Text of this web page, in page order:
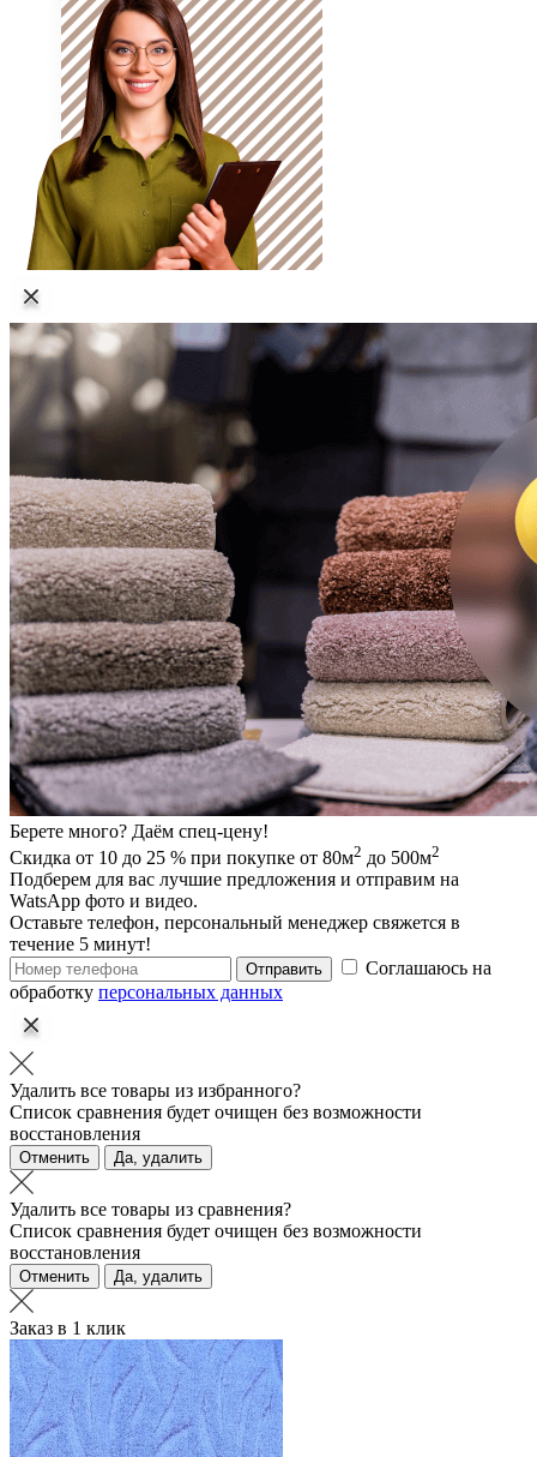
Берете много? Даём спец-цену!
Скидка от 10 до 25 % при покупке от 80м2 до 500м2
Подберем для вас лучшие предложения и отправим на
WatsApp фото и видео.
Оставьте телефон, персональный менеджер свяжется в
течение 5 минут!
Отправить
Соглашаюсь на
обработку персональных данных
Удалить все товары из избранного?
Список сравнения будет очищен без возможности
восстановления
Отменить Да, удалить
Удалить все товары из сравнения?
Список сравнения будет очищен без возможности
восстановления
Отменить Да, удалить
Заказ в 1 клик